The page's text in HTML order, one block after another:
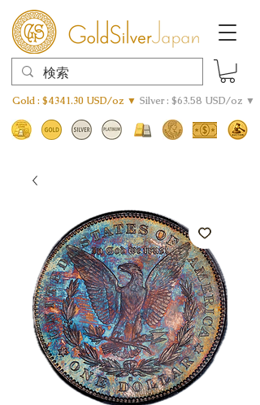
Gold : $4341.30 USD/oz ▼ Silver : $63.58 USD/oz ▼